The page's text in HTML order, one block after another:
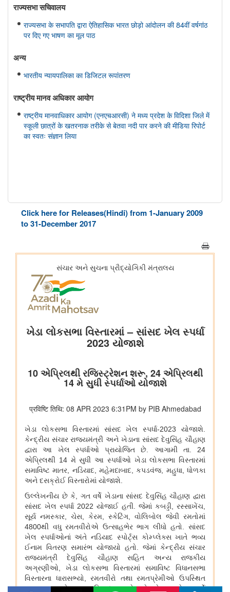
राज्यसभा सचिवालय
राज्यसभा के सभापति द्वारा ऐतिहासिक भारत छोड़ो आंदोलन की 84वीं वर्षगांठ
पर दिए गए भाषण का मूल पाठ
अन्य
भारतीय न्यायपालिका का डिजिटल रूपांतरण
राष्ट्रीय मानव अधिकार आयोग
राष्ट्रीय मानवाधिकार आयोग (एनएचआरसी) ने मध्य प्रदेश के विदिशा जिले में
स्कूली छात्रों के खतरनाक तरीके से बेतवा नदी पार करने की मीडिया रिपोर्ट
का स्वतः संज्ञान लिया
Click here for Releases(Hindi) from 1-January 2009
to 31-December 2017